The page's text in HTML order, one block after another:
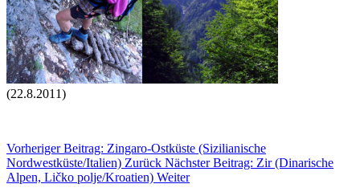
(22.8.2011)
Vorheriger Beitrag: Zingaro-Ostküste (Sizilianische
Nordwestküste/Italien) Zurück Nächster Beitrag: Zir (Dinarische
Alpen, Ličko polje/Kroatien) Weiter